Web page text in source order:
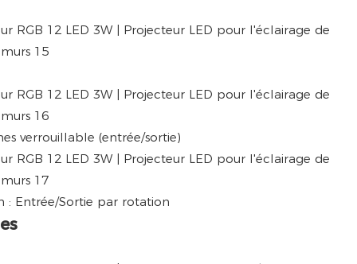
verrouillable (entrée/sortie)
: Entrée/Sortie par rotation